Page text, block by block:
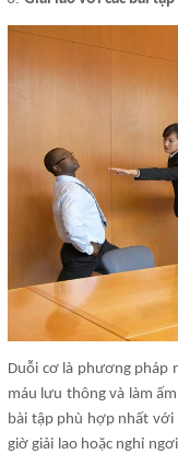
Duỗi cơ là phương pháp
máu lưu thông và làm
bài tập phù hợp nhất với
giờ giải lao hoặc nghỉ